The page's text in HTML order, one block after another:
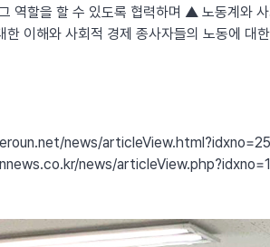
역할을 할 수 있도록 협력하며 ▲ 노동계와
한 이해와 사회적 경제 종사자들의 노동에 대
news/
news/